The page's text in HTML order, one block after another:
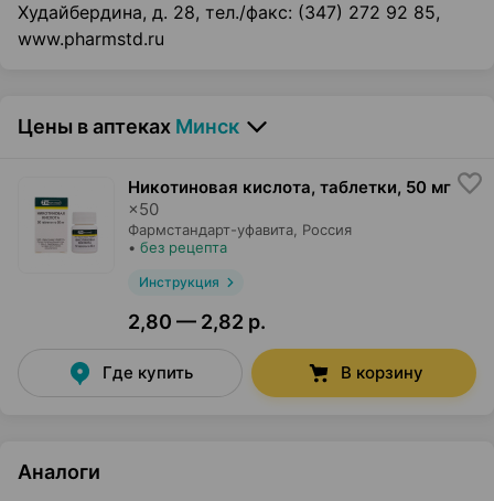
Худайбердина, д. 28, тел./факс: (347) 272 92 85,
www.pharmstd.ru
Цены в аптеках Минск
Никотиновая кислота, таблетки, 50 мг
×50
Фармстандарт-уфавита, Россия
• без рецепта
Инструкция
2,80 — 2,82 р.
Где купить В корзину
Аналоги